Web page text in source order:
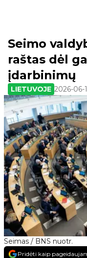
Seimas / BNS nuotr.
Seimo
raštas dėl
įdarbinimų
LIETUVOJE 2026-06-
Pridėti kaip